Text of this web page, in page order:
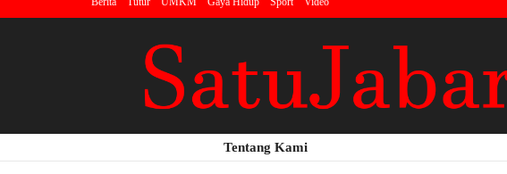
Tentang Kami